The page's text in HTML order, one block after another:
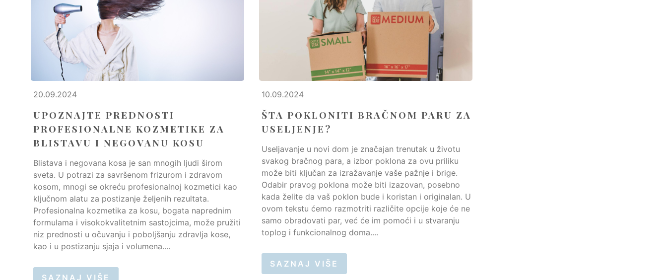
20.09.2024
UPOZNAJTE PREDNOSTI
PROFESIONALNE KOZMETIKE ZA
BLISTAVU I NEGOVANU KOSU
Blistava i negovana kosa je san mnogih ljudi širom
sveta. U potrazi za savršenom frizurom i zdravom
kosom, mnogi se okreću profesionalnoj kozmetici kao
ključnom alatu za postizanje željenih rezultata.
Profesionalna kozmetika za kosu, bogata naprednim
formulama i visokokvalitetnim sastojcima, može pružiti
niz prednosti u očuvanju i poboljšanju zdravlja kose,
kao i u postizanju sjaja i volumena....
SAZNAJ VIŠE
10.09.2024
ŠTA POKLONITI BRAČNOM PARU ZA
USELJENJE?
Useljavanje u novi dom je značajan trenutak u životu
svakog bračnog para, a izbor poklona za ovu priliku
može biti ključan za izražavanje vaše pažnje i brige.
Odabir pravog poklona može biti izazovan, posebno
kada želite da vaš poklon bude i koristan i originalan. U
ovom tekstu ćemo razmotriti različite opcije koje će ne
samo obradovati par, već će im pomoći i u stvaranju
toplog i funkcionalnog doma....
SAZNAJ VIŠE